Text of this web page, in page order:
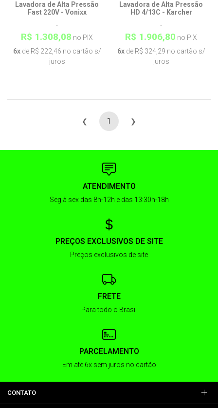
Lavadora de Alta Pressão
Fast 220V - Vonixx
R$ 1.308,08 no PIX
6xde R$ 222,46 no cartão s/
juros
Lavadora de Alta Pressão
HD 4/13C - Karcher
R$ 1.906,80 no PIX
6xde R$ 324,29 no cartão s/
juros
❮ 1 ❯
ATENDIMENTO
Seg à sex das 8h-12h e das 13:30h-18h
PREÇOS EXCLUSIVOS DE SITE
Preços exclusivos de site
FRETE
Para todo o Brasil
PARCELAMENTO
Em até 6x sem juros no cartão
CONTATO